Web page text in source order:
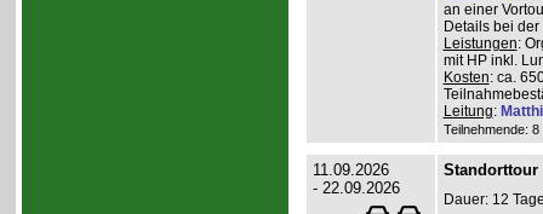
an einer
Details bei
Leistungen:
mit HP inkl.
Kosten: ca.
Leitung:
Teilnehmende:
11.09.2026
- 22.09.2026
Standorttour
Dauer: 12